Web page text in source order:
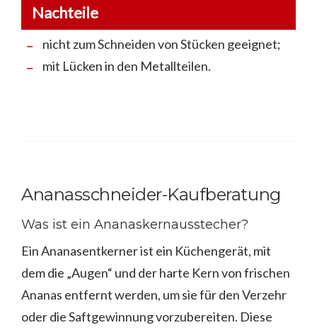
Nachteile
nicht zum Schneiden von Stücken geeignet;
mit Lücken in den Metallteilen.
Ananasschneider-Kaufberatung
Was ist ein Ananaskernausstecher?
Ein Ananasentkerner ist ein Küchengerät, mit
dem die „Augen“ und der harte Kern von frischen
Ananas entfernt werden, um sie für den Verzehr
oder die Saftgewinnung vorzubereiten. Diese